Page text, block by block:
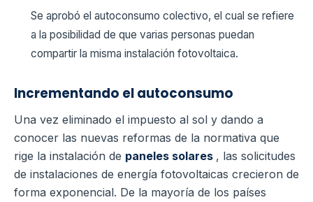
Se aprobó el autoconsumo colectivo, el cual se refiere
a la posibilidad de que varias personas puedan
compartir la misma instalación fotovoltaica.
Incrementando el autoconsumo
Una vez eliminado el impuesto al sol y dando a
conocer las nuevas reformas de la normativa que
rige la instalación de paneles solares , las solicitudes
de instalaciones de energía fotovoltaicas crecieron de
forma exponencial. De la mayoría de los países